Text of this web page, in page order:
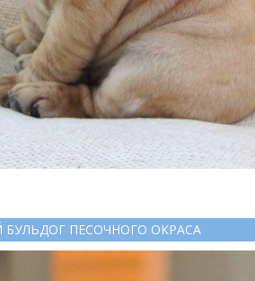
БУЛЬДОГ ПЕСОЧНОГО ОКРАСА